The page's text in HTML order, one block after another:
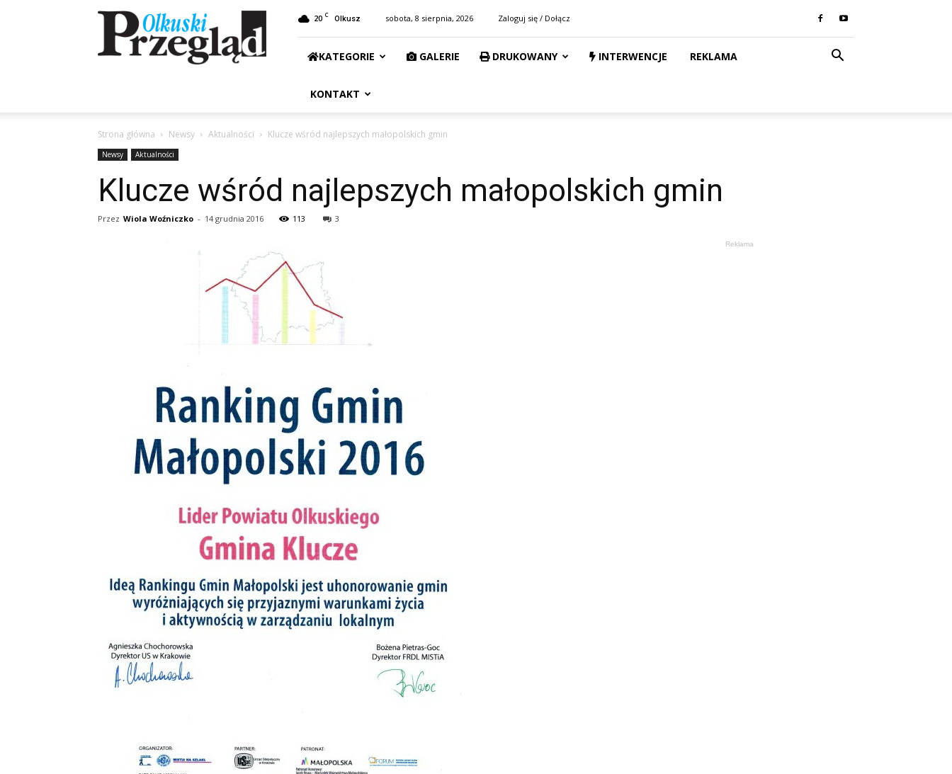
Przegląd
Olkuski
20 C Olkusz sobota, 8 sierpnia, 2026 Zaloguj się / Dołącz
KATEGORIE GALERIE DRUKOWANY INTERWENCJE REKLAMA
KONTAKT
Strona główna Newsy Aktualności Klucze wśród najlepszych małopolskich gmin
Newsy Aktualności
Klucze wśród najlepszych małopolskich gmin
Przez Wiola Woźniczko - 14 grudnia 2016 113 3
Reklama